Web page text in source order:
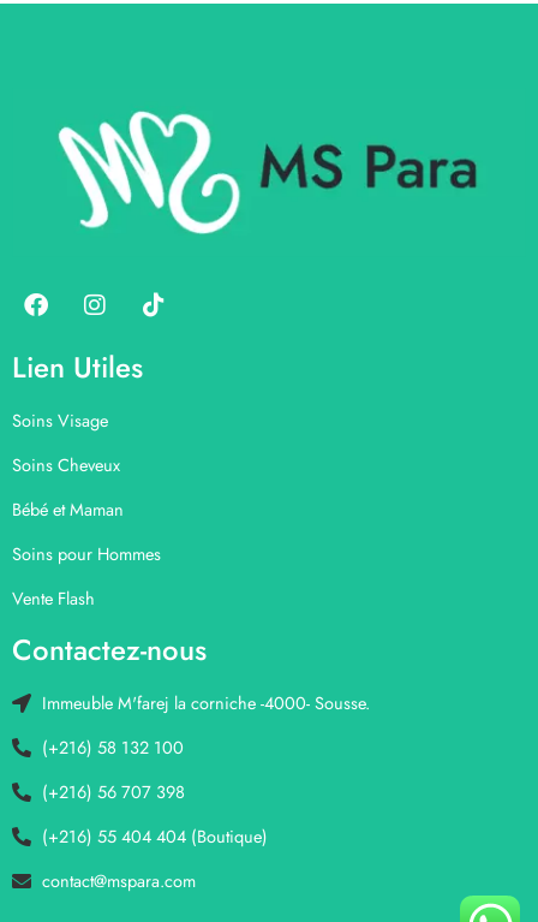
Lien Utiles
Soins Visage
Soins Cheveux
Bébé et Maman
Soins pour Hommes
Vente Flash
Contactez-nous
Immeuble M'farej la corniche -4000- Sousse.
(+216) 58 132 100
(+216) 56 707 398
(+216) 55 404 404 (Boutique)
contact@mspara.com